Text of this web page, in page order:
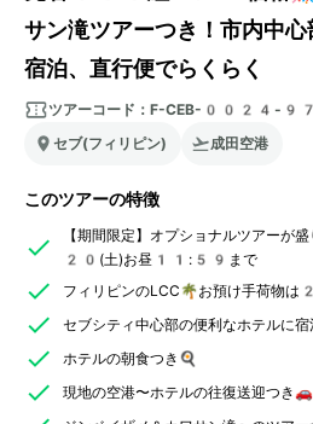
サン滝ツアーつき！市内中
宿泊、直行便でらくらく
ツアーコード： F-CEB-0024-
セブ(フィリピン)
成田空港
このツアーの特徴
【期間限定】オプショナルツアー
20(土)お昼11:59まで
フィリピンのLCC🌴お預け手荷物
セブシティ中心部の便利なホテルに宿
ホテルの朝食つき🍳
現地の空港〜ホテルの往復送迎つき🚗